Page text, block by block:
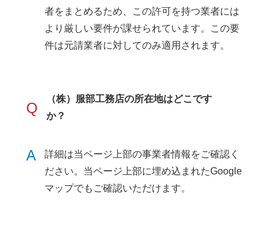
者をまとめるため、この許可を持つ業者には
より厳しい要件が課せられています。この要
件は元請業者に対してのみ適用されます。
Q
（株）服部工務店の所在地はどこです
か？
A
詳細は当ページ上部の事業者情報をご確認く
ださい。当ページ上部に埋め込まれたGoogle
マップでもご確認いただけます。